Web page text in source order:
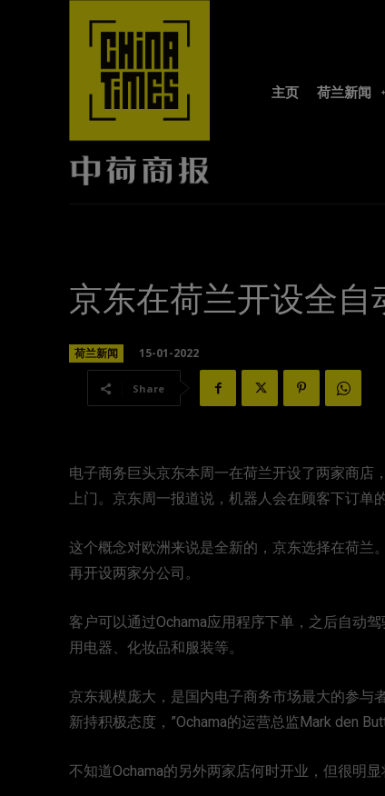
主页 荷兰新闻
京东在荷兰开设全自
荷兰新闻 15-01-2022
Share
电子商务巨头京东本周一在荷兰开设了两家商
上门。京东周一报道说，机器人会在顾客下订单
这个概念对欧洲来说是全新的，京东选择在荷兰
再开设两家分公司。
客户可以通过Ochama应用程序下单，之后自动
用电器、化妆品和服装等。
京东规模庞大，是国内电子商务市场最大的参与
新持积极态度，”Ochama的运营总监Mark den
不知道Ochama的另外两家店何时开业，但很明显